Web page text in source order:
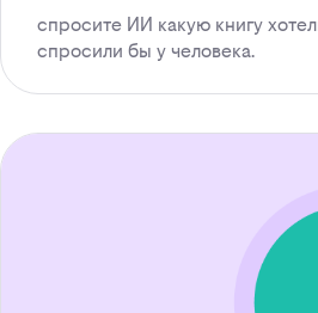
спросите ИИ какую книгу
спросили бы у человека.